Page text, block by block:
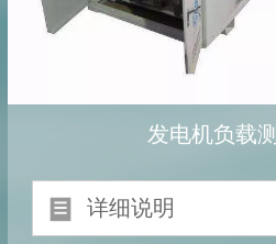
发电机负载
详细说明